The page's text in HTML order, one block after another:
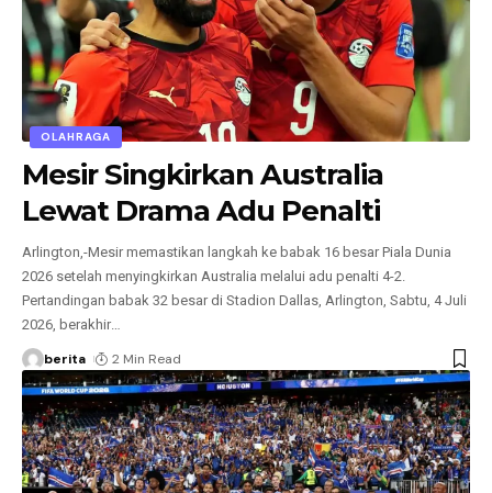
OLAHRAGA
Mesir Singkirkan Australia
Lewat Drama Adu Penalti
Arlington,-Mesir memastikan langkah ke babak 16 besar Piala Dunia
2026 setelah menyingkirkan Australia melalui adu penalti 4-2.
Pertandingan babak 32 besar di Stadion Dallas, Arlington, Sabtu, 4 Juli
2026, berakhir…
berita 2 Min Read